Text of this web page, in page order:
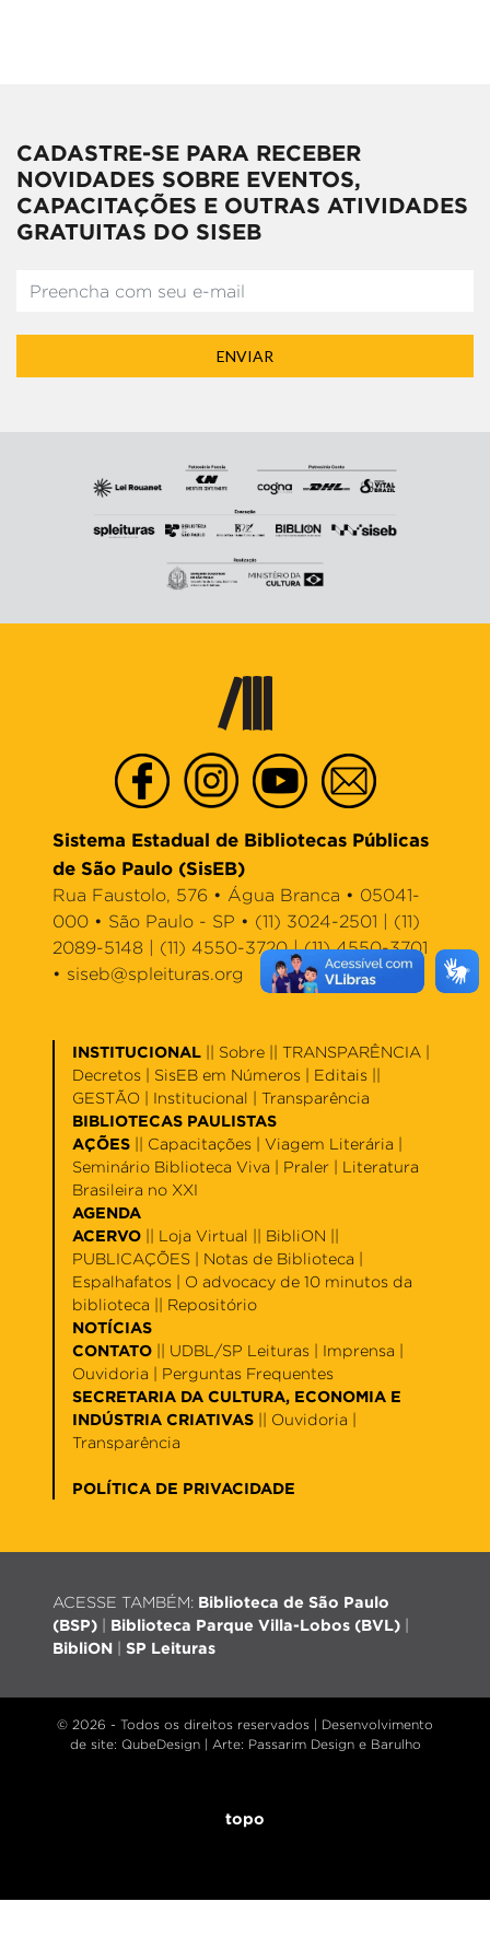
CADASTRE-SE PARA RECEBER
NOVIDADES SOBRE EVENTOS,
CAPACITAÇÕES E OUTRAS ATIVIDADES
GRATUITAS DO SISEB
ENVIAR
Sistema Estadual de Bibliotecas Públicas
de São Paulo (SisEB)
Rua Faustolo, 576 • Água Branca • 05041-
000 • São Paulo - SP • (11) 3024-2501 | (11)
2089-5148 | (11) 4550-3720 | (11) 4550-3701
• siseb@spleituras.org
INSTITUCIONAL Sobre || TRANSPARÊNCIA |
Decretos
SisEB em Números Editais
GESTÃO | Institucional
Transparência
BIBLIOTECAS PAULISTAS
AÇÕES
Capacitações Viagem Literária
Seminário Biblioteca Viva
Praler
Literatura
Brasileira no XXI
AGENDA
ACERVO
Loja Virtual BibliON
PUBLICAÇÕES | Notas de Biblioteca
Espalhafatos
O advocacy de 10 minutos da
biblioteca
Repositório
NOTÍCIAS
CONTATO
UDBL/SP Leituras Imprensa
Ouvidoria
Perguntas Frequentes
SECRETARIA DA CULTURA, ECONOMIA E
INDÚSTRIA CRIATIVAS
Ouvidoria
Transparência
POLÍTICA DE PRIVACIDADE
ACESSE TAMBÉM: Biblioteca de São Paulo
(BSP)
Biblioteca Parque Villa-Lobos (BVL)
BibliON
SP Leituras
© 2026 - Todos os direitos reservados | Desenvolvimento
de site: QubeDesign | Arte: Passarim Design e Barulho
topo